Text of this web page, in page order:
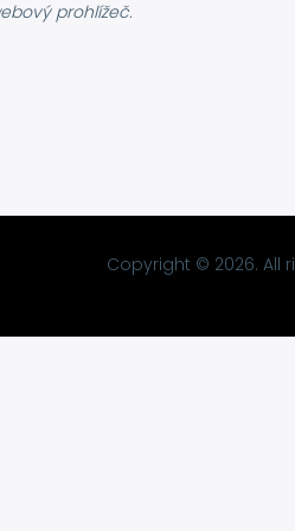
prohlížeč.
Copyright © 2026. All